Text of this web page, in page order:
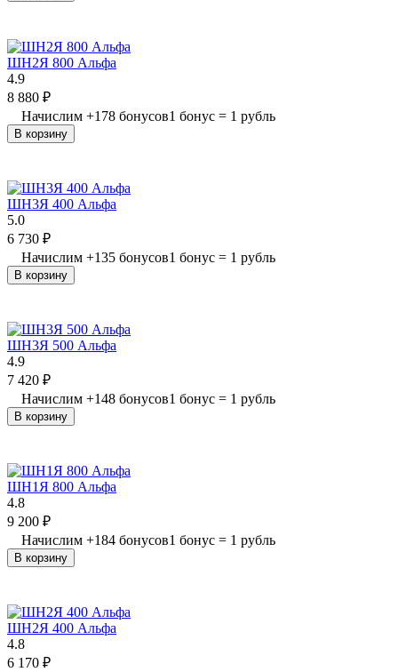
ШН2Я 800 Альфа
4.9
8 880 ₽
Начислим +178 бонусов1 бонус = 1 рубль
В корзину
ШН3Я 400 Альфа
5.0
6 730 ₽
Начислим +135 бонусов1 бонус = 1 рубль
В корзину
ШН3Я 500 Альфа
4.9
7 420 ₽
Начислим +148 бонусов1 бонус = 1 рубль
В корзину
ШН1Я 800 Альфа
4.8
9 200 ₽
Начислим +184 бонусов1 бонус = 1 рубль
В корзину
ШН2Я 400 Альфа
4.8
6 170 ₽